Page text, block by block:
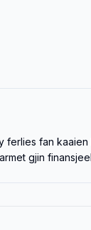
fan
gjin